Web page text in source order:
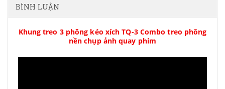
BÌNH LUẬN
Khung treo 3 phông kéo xích TQ-3 Combo treo phông
nền chụp ảnh quay phim